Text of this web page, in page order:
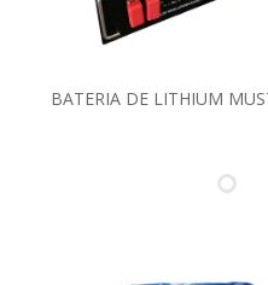
BATERIA DE LITHIUM